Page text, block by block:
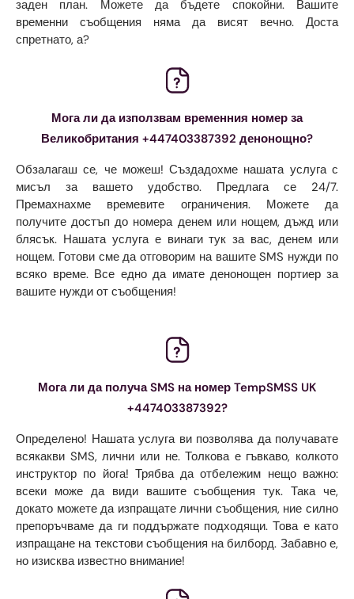
заден план. Можете да бъдете спокойни. Вашите
временни съобщения няма да висят вечно. Доста
спретнато, а?
Мога ли да използвам временния номер за
Великобритания +447403387392 денонощно?
Обзалагаш се, че можеш! Създадохме нашата услуга с
мисъл за вашето удобство. Предлага се 24/7.
Премахнахме времевите ограничения. Можете да
получите достъп до номера денем или нощем, дъжд или
блясък. Нашата услуга е винаги тук за вас, денем или
нощем. Готови сме да отговорим на вашите SMS нужди по
всяко време. Все едно да имате денонощен портиер за
вашите нужди от съобщения!
Мога ли да получа SMS на номер TempSMSS UK
+447403387392?
Определено! Нашата услуга ви позволява да получавате
всякакви SMS, лични или не. Толкова е гъвкаво, колкото
инструктор по йога! Трябва да отбележим нещо важно:
всеки може да види вашите съобщения тук. Така че,
докато можете да изпращате лични съобщения, ние силно
препоръчваме да ги поддържате подходящи. Това е като
изпращане на текстови съобщения на билборд. Забавно е,
но изисква известно внимание!